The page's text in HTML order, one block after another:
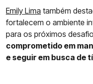
Emily Lima também
fortalecem o ambiente
para os próximos
comprometido em
e seguir em busca de